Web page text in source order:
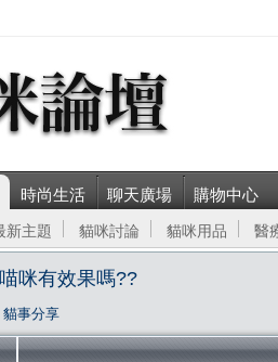
時尚生活 聊天廣場 購物中心
新主題 貓咪討論 貓咪用品 醫
咪有效果嗎??
貓事分享